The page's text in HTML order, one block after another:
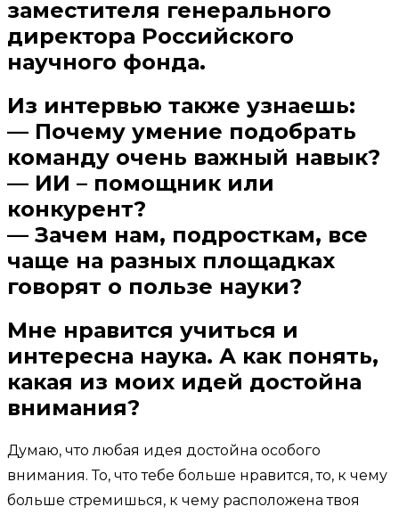
заместителя генерального
директора Российского
научного фонда.
Из интервью также узнаешь:
— Почему умение подобрать
команду очень важный навык?
— ИИ – помощник или
конкурент?
— Зачем нам, подросткам, все
чаще на разных площадках
говорят о пользе науки?
Мне нравится учиться и
интересна наука. А как понять,
какая из моих идей достойна
внимания?
Думаю, что любая идея достойна особого
внимания. То, что тебе больше нравится, то, к чему
больше стремишься, к чему расположена твоя